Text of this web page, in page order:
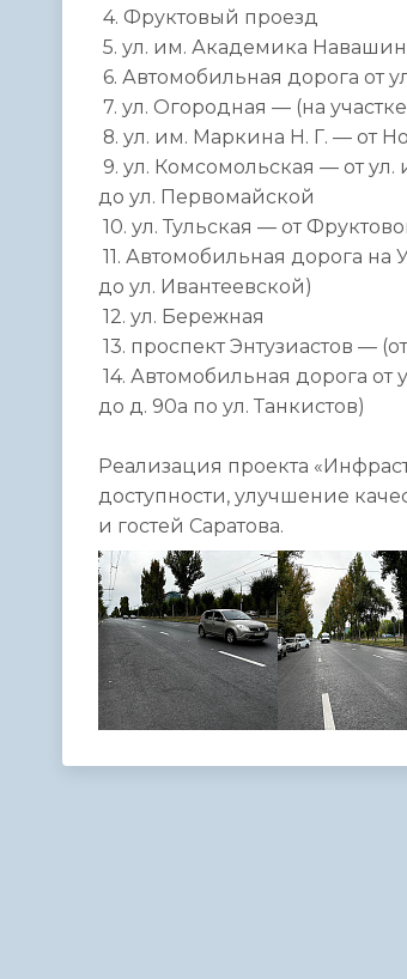
4. Фруктовый проезд
5. ул. им. Академика
6. Автомобильная дорога от
7. ул. Огородная — (на
8. ул. им. Маркина Н. Г. — от
9. ул. Комсомольская — от
до ул. Первомайской
10. ул. Тульская — от
11. Автомобильная дорога
до ул. Ивантеевской)
12. ул. Бережная
13. проспект Энтузиастов —
14. Автомобильная дорога от
до д. 90а по ул. Танкистов)
Реализация проекта
доступности, улучшение
и гостей Саратова.